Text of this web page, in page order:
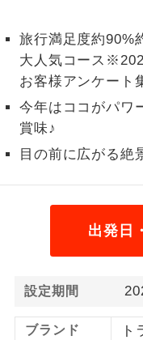
旅行満足度約90%
大人気コース
お客様アンケート
今年はココがパワ
賞味♪
目の前に広がる絶
出発日
設定期間
ブランド ト
ホン
1名様催行
2名様催行
おひとり様参
ご夫婦限定